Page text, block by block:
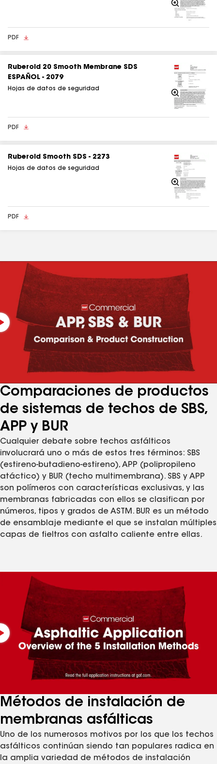
Acercarse
PDF
Ruberoid 20 Smooth Membrane SDS
ESPAÑOL - 2079
Hojas de datos de seguridad Acercarse
PDF
Ruberoid Smooth SDS - 2273
Hojas de datos de seguridad
Acercarse
PDF
Comparaciones de productos
de sistemas de techos de SBS,
APP y BUR
Cualquier debate sobre techos asfálticos
involucrará uno o más de estos tres términos: SBS
(estireno-butadieno-estireno), APP (polipropileno
atáctico) y BUR (techo multimembrana). SBS y APP
son polímeros con características exclusivas, y las
membranas fabricadas con ellos se clasifican por
números, tipos y grados de ASTM. BUR es un método
de ensamblaje mediante el que se instalan múltiples
capas de fieltros con asfalto caliente entre ellas.
Métodos de instalación de
membranas asfálticas
Uno de los numerosos motivos por los que los techos
asfálticos continúan siendo tan populares radica en
la amplia variedad de métodos de instalación